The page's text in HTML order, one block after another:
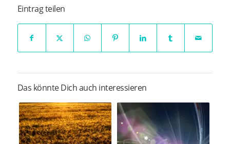
Eintrag teilen
Das könnte Dich auch interessieren